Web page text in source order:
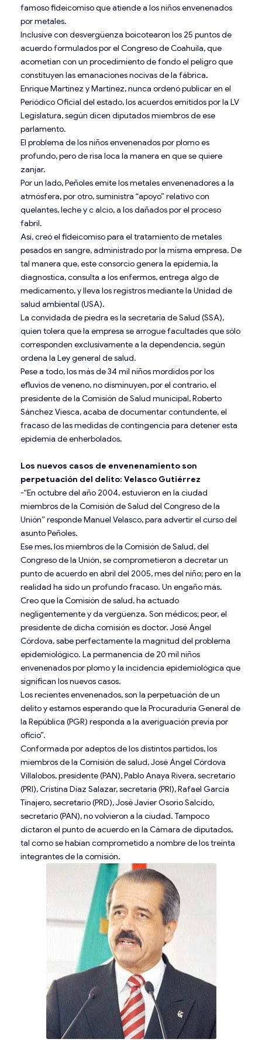
famoso fideicomiso que atiende a los niños envenenados
por metales.
Inclusive con desvergüenza boicotearon los 25 puntos de
acuerdo formulados por el Congreso de Coahuila, que
acometían con un procedimiento de fondo el peligro que
constituyen las emanaciones nocivas de la fábrica.
Enrique Martínez y Martínez, nunca ordenó publicar en el
Periódico Oficial del estado, los acuerdos emitidos por la LV
Legislatura, según dicen diputados miembros de ese
parlamento.
El problema de los niños envenenados por plomo es
profundo, pero de risa loca la manera en que se quiere
zanjar.
Por un lado, Peñoles emite los metales envenenadores a la
atmósfera, por otro, suministra “apoyo” relativo con
quelantes, leche y c alcio, a los dañados por el proceso
fabril.
Así, creó el fideicomiso para el tratamiento de metales
pesados en sangre, administrado por la misma empresa. De
tal manera que, este consorcio genera la epidemia, la
diagnostica, consulta a los enfermos, entrega algo de
medicamento, y lleva los registros mediante la Unidad de
salud ambiental (USA).
La convidada de piedra es la secretaría de Salud (SSA),
quien tolera que la empresa se arrogue facultades que sólo
corresponden exclusivamente a la dependencia, según
ordena la Ley general de salud.
Pese a todo, los más de 34 mil niños mordidos por los
efluvios de veneno, no disminuyen, por el contrario, el
presidente de la Comisión de Salud municipal, Roberto
Sánchez Viesca, acaba de documentar contundente, el
fracaso de las medidas de contingencia para detener esta
epidemia de enherbolados.
Los nuevos casos de envenenamiento son
perpetuación del delito: Velasco Gutiérrez
-“En octubre del año 2004, estuvieron en la ciudad
miembros de la Comisión de Salud del Congreso de la
Unión” responde Manuel Velasco, para advertir el curso del
asunto Peñoles.
Ese mes, los miembros de la Comisión de Salud, del
Congreso de la Unión, se comprometieron a decretar un
punto de acuerdo en abril del 2005, mes del niño; pero en la
realidad ha sido un profundo fracaso. Un engaño más.
Creo que la Comisión de salud, ha actuado
negligentemente y da vergüenza. Son médicos; peor, el
presidente de dicha comisión es doctor. José Ángel
Córdova, sabe perfectamente la magnitud del problema
epidemiológico. La permanencia de 20 mil niños
envenenados por plomo y la incidencia epidemiológica que
significan los nuevos casos.
Los recientes envenenados, son la perpetuación de un
delito y estamos esperando que la Procuraduría General de
la República (PGR) responda a la averiguación previa por
oficio”.
Conformada por adeptos de los distintos partidos, los
miembros dela Comisión de salud, José Ángel Córdova
Villalobos, presidente (PAN), Pablo Anaya Rivera, secretario
(PRI), Cristina Díaz Salazar, secretaria (PRI), Rafael García
Tinajero, secretario (PRD), José Javier Osorio Salcido,
secretario (PAN), no volvieron a la ciudad. Tampoco
dictaron el punto de acuerdo en la Cámara de diputados,
tal como se habían comprometido a nombre de los treinta
integrantes de la comisión.